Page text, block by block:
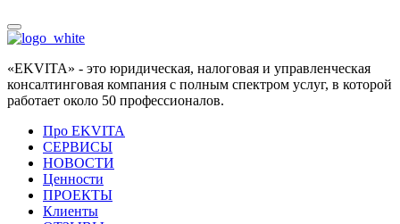
«EKVITA» - это юридическая, налоговая и управленческая
консалтинговая компания с полным спектром услуг, в которой
работает около 50 профессионалов.
Про EKVITA
СЕРВИСЫ
НОВОСТИ
Ценности
ПРОЕКТЫ
Клиенты